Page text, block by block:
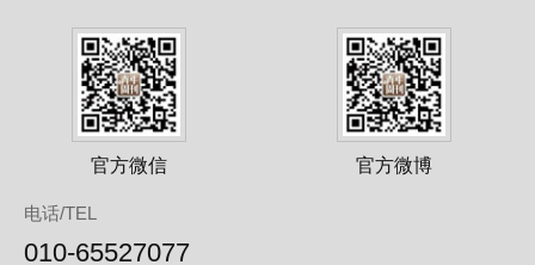
官方微信 官方微博
电话/TEL
010-65527077